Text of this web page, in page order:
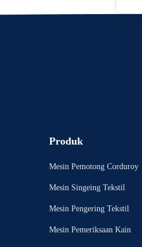
Produk
Mesin Pemotong Corduroy
Mesin Singeing Tekstil
Mesin Pengering Tekstil
Mesin Pemeriksaan Kain